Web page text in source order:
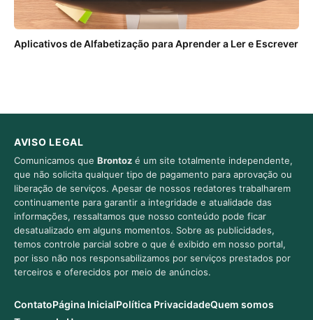
Aplicativos de Alfabetização para Aprender a Ler e Escrever
AVISO LEGAL
Comunicamos que Brontoz é um site totalmente independente,
que não solicita qualquer tipo de pagamento para aprovação ou
liberação de serviços. Apesar de nossos redatores trabalharem
continuamente para garantir a integridade e atualidade das
informações, ressaltamos que nosso conteúdo pode ficar
desatualizado em alguns momentos. Sobre as publicidades,
temos controle parcial sobre o que é exibido em nosso portal,
por isso não nos responsabilizamos por serviços prestados por
terceiros e oferecidos por meio de anúncios.
ContatoPágina InicialPolítica PrivacidadeQuem somos